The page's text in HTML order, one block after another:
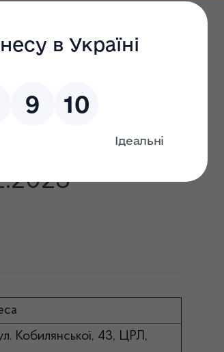
реєстри
портал
Держлікслужби
станом на 21.02.2023
на
Кобилянської, 43, ЦРЛ,